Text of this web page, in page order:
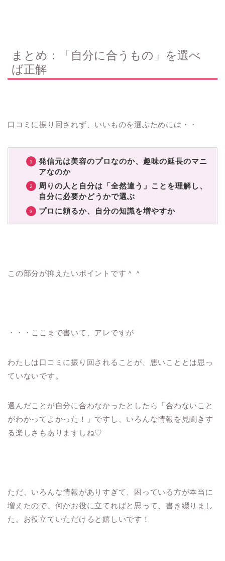
まとめ：「自分に合うもの」を選べ
ば正解
口コミに振り回されず、いいものを選ぶためには・・
発信元は美容のプロなのか、趣味の延長のマニ
アなのか
周りの人と自分は「全然違う」ことを理解し、
自分に必要かどうかで選ぶ
プロに頼るか、自分の知識を増やすか
この部分が抑えたいポイントです＾＾
・・・ここまで書いて、アレですが
わたしは口コミに振り回されることが、悪いこととは思っ
ていないです。
選んだことが自分に合わなかったとしたら「合わないこと
がわかってよかった！」ですし、いろんな情報を見聞きす
る楽しさもありますしね♡
ただ、いろんな情報がありすぎて、困っている方が本当に
増えたので、何かお役に立てればと思って、書き綴りまし
た。お役立ていただけると嬉しいです！